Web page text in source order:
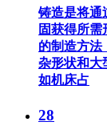
铸造是将通
固获得所
的制造方法
杂形状和大
如机床占
28